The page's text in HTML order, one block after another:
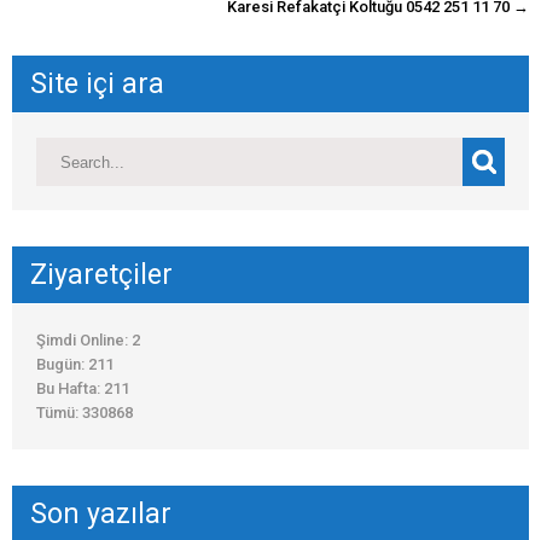
Karesi Refakatçi Koltuğu 0542 251 11 70 →
Site içi ara
Ziyaretçiler
Şimdi Online: 2
Bugün: 211
Bu Hafta: 211
Tümü: 330868
Son yazılar